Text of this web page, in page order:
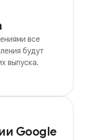
все
будут
выпуска.
Google